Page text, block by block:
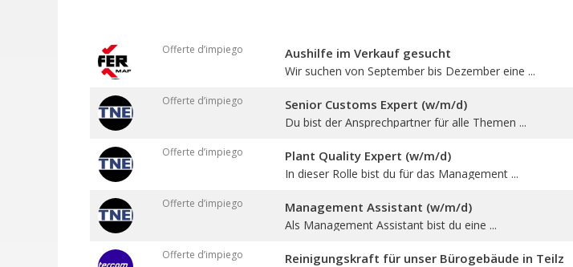
Offerte d’impiego Aushilfe im Verkauf gesucht
Wir suchen von September bis Dezember eine ...
Offerte d’impiego Senior Customs Expert (w/m/d)
Du bist der Ansprechpartner für alle Themen ...
Offerte d’impiego Plant Quality Expert (w/m/d)
In dieser Rolle bist du für das Management ...
Offerte d’impiego Management Assistant (w/m/d)
Als Management Assistant bist du eine ...
Offerte d’impiego Reinigungskraft für unser Bürogebäude in Teilzeit